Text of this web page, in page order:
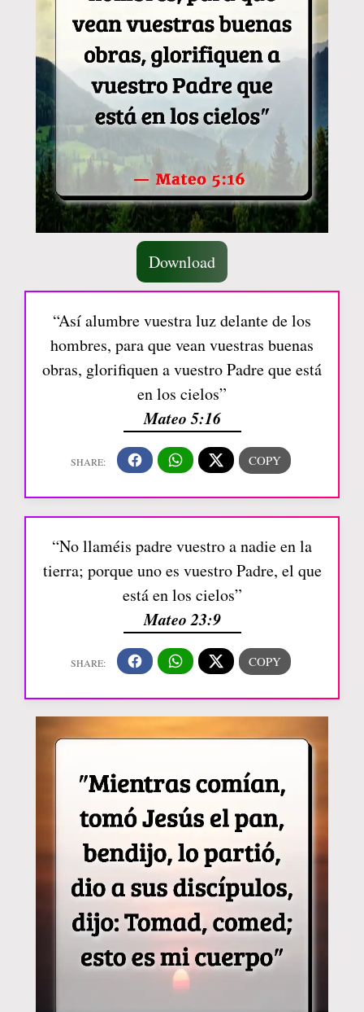
Download
“Así alumbre vuestra luz delante de los
hombres, para que vean vuestras buenas
obras, glorifiquen a vuestro Padre que está
en los cielos”
Mateo 5:16
“No llaméis padre vuestro a nadie en la
tierra; porque uno es vuestro Padre, el que
está en los cielos”
Mateo 23:9